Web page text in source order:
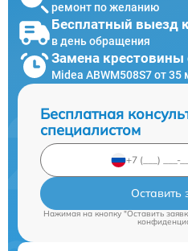
ремонт по желанию
Бесплатный выезд
в день обращения
Замена
Midea ABWM508S7 от 35
Бесплатная
специалистом
Оставить
Нажимая на кнопку "Оставить